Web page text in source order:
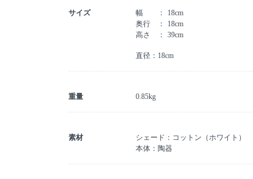
サイズ 幅
18cm
奥行
18cm
高さ
39cm
直径：18cm
重量 0.85kg
素材
シェード：コットン（ホワイト）
本体：陶器